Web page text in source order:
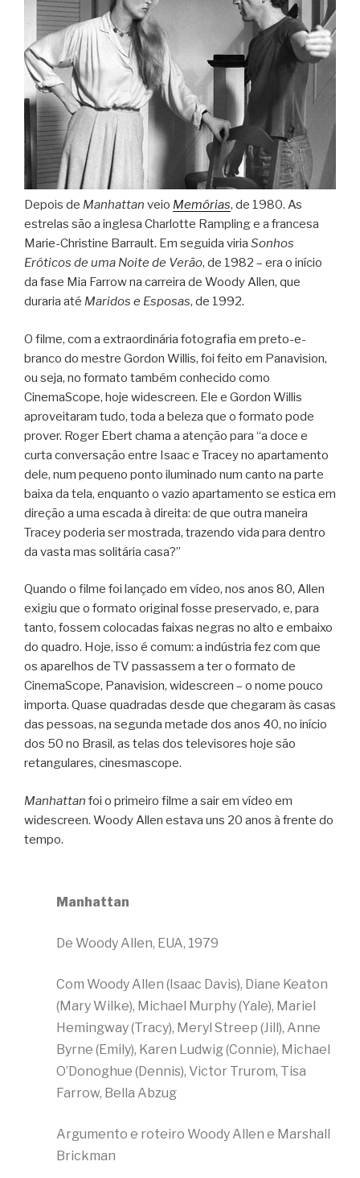
Depois de Manhattan veio Memórias, de 1980. As
estrelas são a inglesa Charlotte Rampling e a francesa
Marie-Christine Barrault. Em seguida viria Sonhos
Eróticos de uma Noite de Verão, de 1982 – era o início
da fase Mia Farrow na carreira de Woody Allen, que
duraria até Maridos e Esposas, de 1992.
O filme, com a extraordinária fotografia em preto-e-
branco do mestre Gordon Willis, foi feito em Panavision,
ou seja, no formato também conhecido como
CinemaScope, hoje widescreen. Ele e Gordon Willis
aproveitaram tudo, toda a beleza que o formato pode
prover. Roger Ebert chama a atenção para “a doce e
curta conversação entre Isaac e Tracey no apartamento
dele, num pequeno ponto iluminado num canto na parte
baixa da tela, enquanto o vazio apartamento se estica em
direção a uma escada à direita: de que outra maneira
Tracey poderia ser mostrada, trazendo vida para dentro
da vasta mas solitária casa?”
Quando o filme foi lançado em vídeo, nos anos 80, Allen
exigiu que o formato original fosse preservado, e, para
tanto, fossem colocadas faixas negras no alto e embaixo
do quadro. Hoje, isso é comum: a indústria fez com que
os aparelhos de TV passassem a ter o formato de
CinemaScope, Panavision, widescreen – o nome pouco
importa. Quase quadradas desde que chegaram às casas
das pessoas, na segunda metade dos anos 40, no início
dos 50 no Brasil, as telas dos televisores hoje são
retangulares, cinesmascope.
Manhattan foi o primeiro filme a sair em vídeo em
widescreen. Woody Allen estava uns 20 anos à frente do
tempo.
Manhattan
De Woody Allen, EUA, 1979
Com Woody Allen (Isaac Davis), Diane Keaton
(Mary Wilke), Michael Murphy (Yale), Mariel
Hemingway (Tracy), Meryl Streep (Jill), Anne
Byrne (Emily), Karen Ludwig (Connie), Michael
O’Donoghue (Dennis), Victor Trurom, Tisa
Farrow, Bella Abzug
Argumento e roteiro Woody Allen e Marshall
Brickman